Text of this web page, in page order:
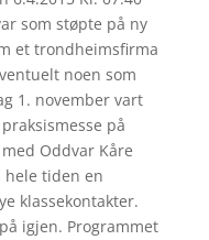
som støpte på ny
et trondheimsfirma
noen som
1. november vart
på
Oddvar Kåre
hele tiden en
klassekontakter.
igjen. Programmet